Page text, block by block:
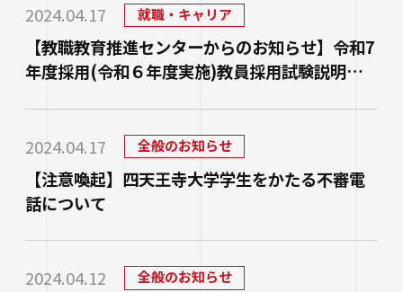
2024.04.17 就職・キャリア
【教職教育推進センターからのお知らせ】令和7
年度採用(令和６年度実施)教員採用試験説明
2024.04.17
全般のお知らせ
【注意喚起】四天王寺大学学生をかたる不審電
話について
2024.04.12 全般のお知らせ